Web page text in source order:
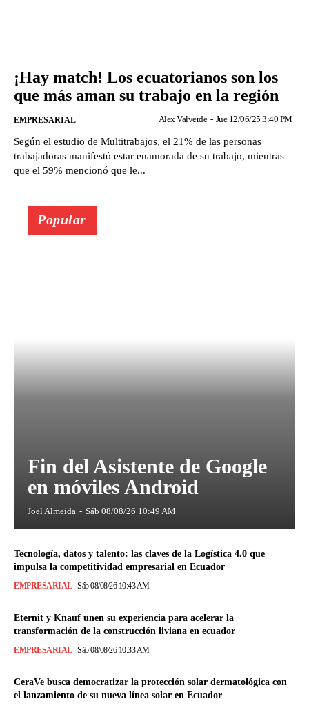
¡Hay match! Los ecuatorianos son los
que más aman su trabajo en la región
EMPRESARIAL Alex Valverde - Jue 12/06/25 3:40 PM
Según el estudio de Multitrabajos, el 21% de las personas
trabajadoras manifestó estar enamorada de su trabajo, mientras
que el 59% mencionó que le...
Popular
Fin del Asistente de Google
en móviles Android
Joel Almeida - Sáb 08/08/26 10:49 AM
Tecnología, datos y talento: las claves de la Logística 4.0 que
impulsa la competitividad empresarial en Ecuador
EMPRESARIAL Sáb 08/08/26 10:43 AM
Eternit y Knauf unen su experiencia para acelerar la
transformación de la construcción liviana en ecuador
EMPRESARIAL Sáb 08/08/26 10:33 AM
CeraVe busca democratizar la protección solar dermatológica con
el lanzamiento de su nueva línea solar en Ecuador